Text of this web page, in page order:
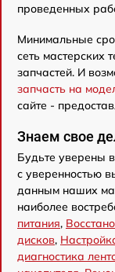
проведенных
Минимальные
сеть мастерских
запчастей. И
запчасть на
сайте -
Знаем свое
Будьте уверены
с уверенностью
данным наших
наиболее
питания,
дисков,
диагностика